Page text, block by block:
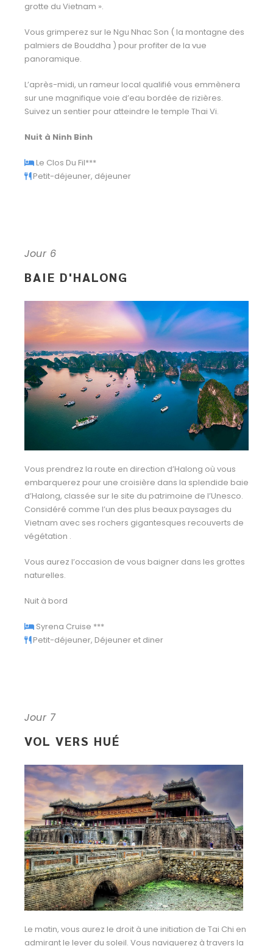
grotte du Vietnam ».
Vous grimperez sur le Ngu Nhac Son ( la montagne des
palmiers de Bouddha ) pour profiter de la vue
panoramique.
L’après-midi, un rameur local qualifié vous emmènera
sur une magnifique voie d’eau bordée de rizières.
Suivez un sentier pour atteindre le temple Thai Vi.
Nuit à Ninh Binh
Le Clos Du Fil***
Petit-déjeuner, déjeuner
Jour 6
BAIE D'HALONG
Vous prendrez la route en direction d’Halong où vous
embarquerez pour une croisière dans la splendide baie
d’Halong, classée sur le site du patrimoine de l’Unesco.
Considéré comme l’un des plus beaux paysages du
Vietnam avec ses rochers gigantesques recouverts de
végétation .
Vous aurez l’occasion de vous baigner dans les grottes
naturelles.
Nuit à bord
Syrena Cruise ***
Petit-déjeuner, Déjeuner et diner
Jour 7
VOL VERS HUÉ
Le matin, vous aurez le droit à une initiation de Tai Chi en
admirant le lever du soleil. Vous naviguerez à travers la